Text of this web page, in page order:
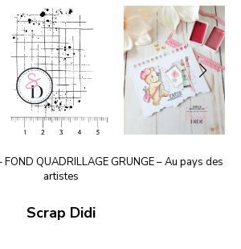
QUADRILLAGE GRUNGE – Au pays des
artistes
Scrap Didi